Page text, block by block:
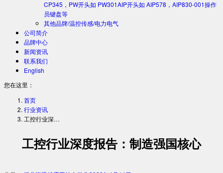
CP345，PW开头如 PW301AIP开头如 AIP578，AIP830-001操作
员键盘等
其他品牌/温控传感/电力电气
公司简介
品牌中心
新闻资讯
联系我们
English
您在这里：
首页
行业资讯
工控行业深…
工控行业深度报告：制造强国核心